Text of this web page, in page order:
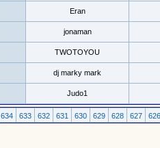
Eran
jonaman
TWOTOYOU
dj marky mark
Judo1
627
628
629
630
631
632
633
634